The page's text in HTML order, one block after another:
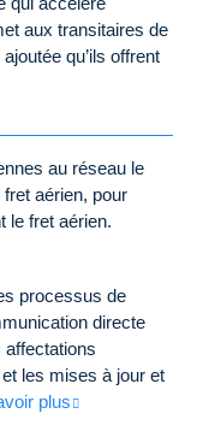
aux transitaires de
qu’ils offrent
au réseau le
aérien, pour
le fret aérien.
processus de
directe
les mises à jour et
plus